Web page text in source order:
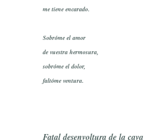
me tiene encarado.
Sobróme el amor
de vuestra hermosura,
sobróme el dolor,
faltóme ventura.
Fatal desenvoltura de la cava